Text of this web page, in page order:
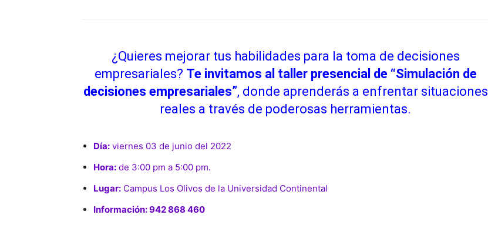
¿Quieres mejorar tus habilidades para la toma de decisiones
empresariales? Te invitamos al taller presencial de “Simulación de
decisiones empresariales”, donde aprenderás a enfrentar situaciones
reales a través de poderosas herramientas.
Día: viernes 03 de junio del 2022
Hora: de 3:00 pm a 5:00 pm.
Lugar: Campus Los Olivos de la Universidad Continental
Información: 942 868 460